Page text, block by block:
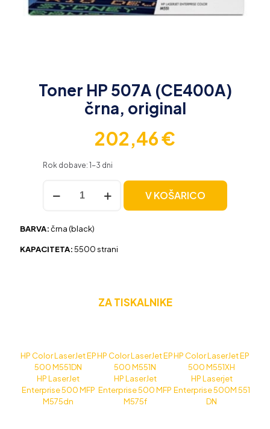
Toner HP 507A (CE400A)
črna, original
202,46€
Rok dobave: 1-3 dni
Toner
507A
črna,
količina
V KOŠARICO
BARVA:črna (black)
KAPACITETA:5500 strani
ZA TISKALNIKE
HP Color LaserJet EP
500 M551DN
HP Color LaserJet EP
500 M551N
HP Color LaserJet EP
500 M551XH
HP LaserJet
Enterprise 500 MFP
M575dn
HP LaserJet
Enterprise 500 MFP
M575f
HP Laserjet
Enterprise 500M 551
DN